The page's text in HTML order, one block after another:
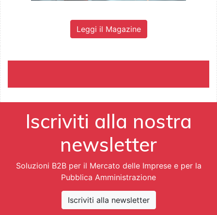
Leggi il Magazine
Iscriviti alla nostra
newsletter
Soluzioni B2B per il Mercato delle Imprese e per la
Pubblica Amministrazione
Iscriviti alla newsletter